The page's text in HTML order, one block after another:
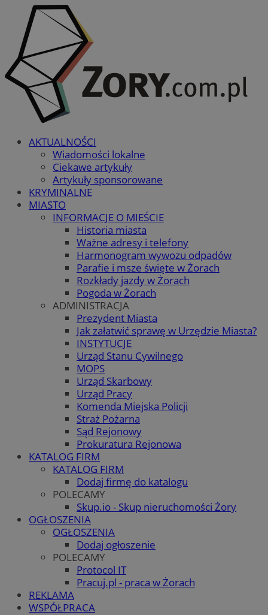
AKTUALNOŚCI
Wiadomości lokalne
Ciekawe artykuły
Artykuły sponsorowane
KRYMINALNE
MIASTO
INFORMACJE O MIEŚCIE
Historia miasta
Ważne adresy i telefony
Harmonogram wywozu odpadów
Parafie i msze święte w Żorach
Rozkłady jazdy w Żorach
Pogoda w Żorach
ADMINISTRACJA
Prezydent Miasta
Jak załatwić sprawę w Urzędzie Miasta?
INSTYTUCJE
Urząd Stanu Cywilnego
MOPS
Urząd Skarbowy
Urząd Pracy
Komenda Miejska Policji
Straż Pożarna
Sąd Rejonowy
Prokuratura Rejonowa
KATALOG FIRM
KATALOG FIRM
Dodaj firmę do katalogu
POLECAMY
Skup.io - Skup nieruchomości Żory
OGŁOSZENIA
OGŁOSZENIA
Dodaj ogłoszenie
POLECAMY
Protocol IT
Pracuj.pl - praca w Żorach
REKLAMA
WSPÓŁPRACA